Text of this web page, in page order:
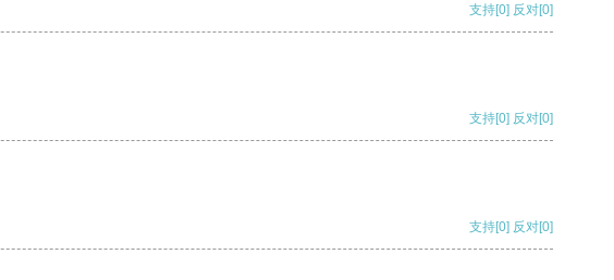
支持[0] 反对[0]
支持[0] 反对[0]
支持[0] 反对[0]